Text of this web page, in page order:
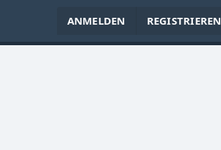
ANMELDEN REGISTRIEREN